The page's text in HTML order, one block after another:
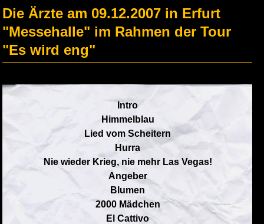
Die Ärzte am 09.12.2007 in Erfurt
"Messehalle" im Rahmen der Tour
"Es wird eng"
Intro
Himmelblau
Lied vom Scheitern
Hurra
Nie wieder Krieg, nie mehr Las Vegas!
Angeber
Blumen
2000 Mädchen
El Cattivo